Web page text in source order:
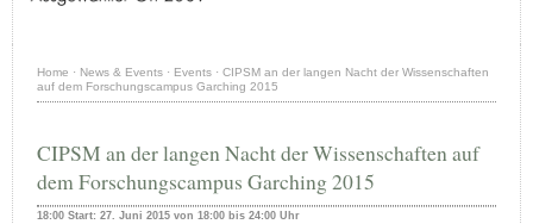
Home · News & Events · Events · CIPSM an der langen Nacht der Wissenschaften
auf dem Forschungscampus Garching 2015
CIPSM an der langen Nacht der Wissenschaften auf
dem Forschungscampus Garching 2015
18:00 Start: 27. Juni 2015 von 18:00 bis 24:00 Uhr